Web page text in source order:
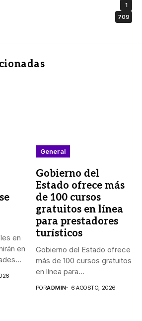
1
709
en
en
General
Gobierno del
Estado ofrece más
de 100 cursos
gratuitos en línea
para prestadores
turísticos
Gobierno del Estado ofrece
más de 100 cursos gratuitos
en línea para...
PORADMIN 6 AGOSTO, 2026